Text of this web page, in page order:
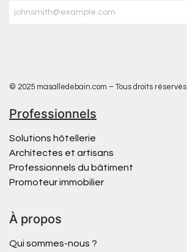
© 2025 masalledebain.com – Tous droits réservés
Professionnels
Solutions hôtellerie
Architectes et artisans
Professionnels du bâtiment
Promoteur immobilier
À propos
Qui sommes-nous ?